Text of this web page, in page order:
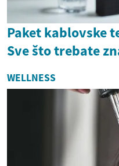
Paket kablovske
Sve što trebate
WELLNESS